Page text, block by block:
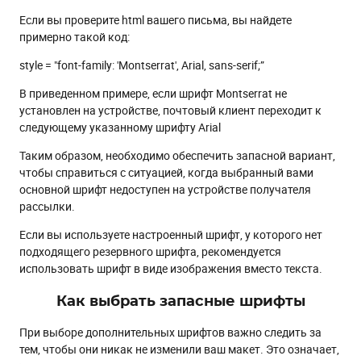
Если вы проверите html вашего письма, вы найдете
примерно такой код:
style = "font-family: 'Montserrat', Arial, sans-serif;”
В приведенном примере, если шрифт Montserrat не
установлен на устройстве, почтовый клиент переходит к
следующему указанному шрифту Arial
Таким образом, необходимо обеспечить запасной вариант,
чтобы справиться с ситуацией, когда выбранный вами
основной шрифт недоступен на устройстве получателя
рассылки.
Если вы используете настроенный шрифт, у которого нет
подходящего резервного шрифта, рекомендуется
использовать шрифт в виде изображения вместо текста.
Как выбрать запасные шрифты
При выборе дополнительных шрифтов важно следить за
тем, чтобы они никак не изменили ваш макет. Это означает,